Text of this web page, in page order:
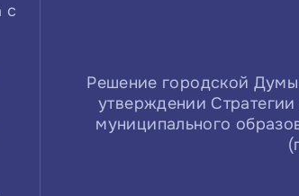
с
Решение городской
утверждении
муниципального